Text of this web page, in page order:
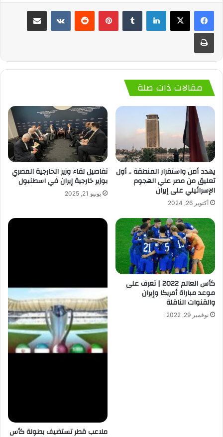
لينكدإن بينتيريست
مقالات ذات صلة
يهدد أمن واستقرار المنطقة .. أول
تعليق من مصر علي الهجوم
الإسرائيلي على إيران
أكتوبر 26, 2024
تفاصيل لقاء وزير الخارجية المصري
بوزير خارجية إيران في اسطنبول
يونيو 21, 2025
كأس العالم 2022 | تعرف على
موعد مباراة أمريكا وإيران
والقنوات الناقلة
نوفمبر 29, 2022
ملاعب قطر تستضيف بطولة كأس